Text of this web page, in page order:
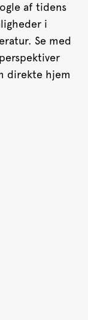
af tidens
i
Se med
direkte hjem